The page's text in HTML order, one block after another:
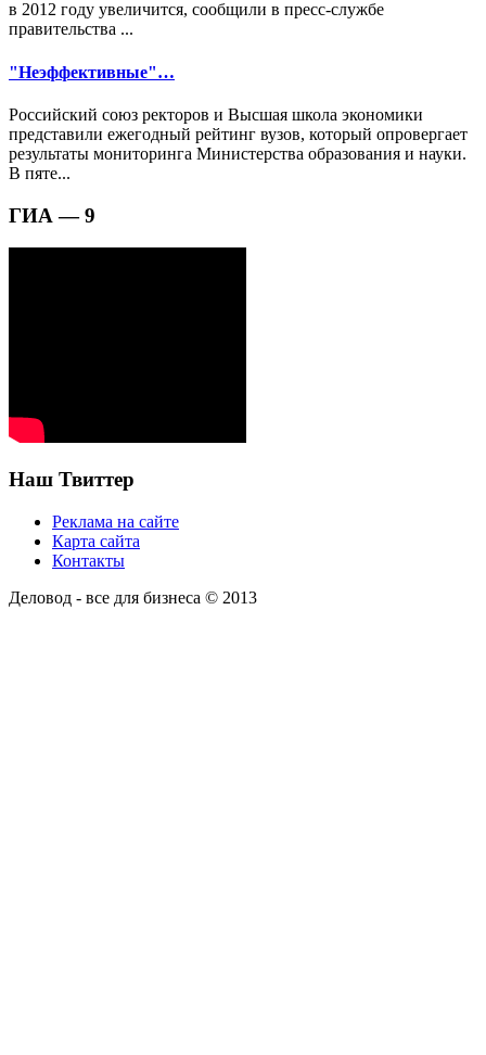
в 2012 году увеличится, сообщили в пресс-службе
правительства ...
"Неэффективные"…
Российский союз ректоров и Высшая школа экономики
представили ежегодный рейтинг вузов, который опровергает
результаты мониторинга Министерства образования и науки.
В пяте...
ГИА — 9
Наш Твиттер
Реклама на сайте
Карта сайта
Контакты
Деловод - все для бизнеса © 2013